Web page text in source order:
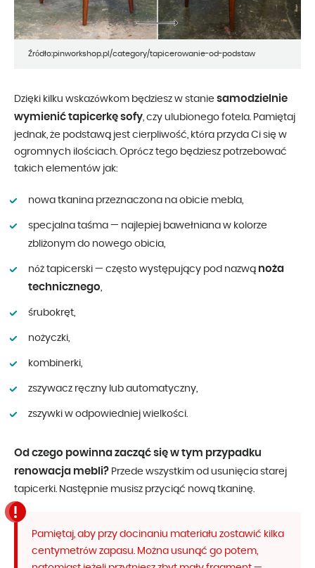
Źródło:pinworkshop.pl/category/tapicerowanie-od-podstaw
Dzięki kilku wskazówkom będziesz w stanie samodzielnie
wymienić tapicerkę sofy, czy ulubionego fotela. Pamiętaj
jednak, że podstawą jest cierpliwość, która przyda Ci się w
ogromnych ilościach. Oprócz tego będziesz potrzebować
takich elementów jak:
nowa tkanina przeznaczona na obicie mebla,
specjalna taśma — najlepiej bawełniana w kolorze
zbliżonym do nowego obicia,
nóż tapicerski — często występujący pod nazwą noża
technicznego,
śrubokręt,
nożyczki,
kombinerki,
zszywacz ręczny lub automatyczny,
zszywki w odpowiedniej wielkości.
Od czego powinna zacząć się w tym przypadku
renowacja mebli? Przede wszystkim od usunięcia starej
tapicerki. Następnie musisz przyciąć nową tkaninę.
Pamiętaj, aby przy docinaniu materiału zostawić kilka
centymetrów zapasu. Można usunąć go potem,